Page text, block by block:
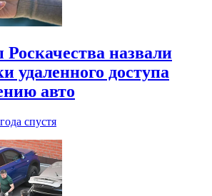
назвали
удаленного доступа
авто
спустя